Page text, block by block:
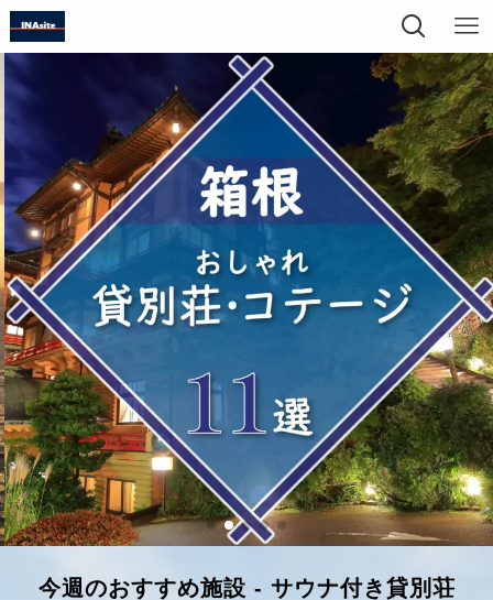
今週のおすすめ施設 - サウナ付き貸別荘